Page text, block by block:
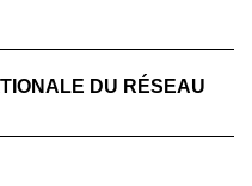
DU RÉSEAU